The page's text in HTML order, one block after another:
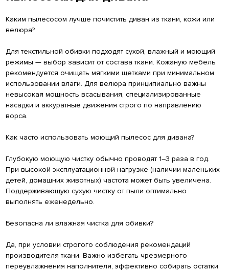
Каким пылесосом лучше почистить диван из ткани, кожи или
велюра?
Для текстильной обивки подходят сухой, влажный и моющий
режимы — выбор зависит от состава ткани. Кожаную мебель
рекомендуется очищать мягкими щетками при минимальном
использовании влаги. Для велюра принципиально важны
невысокая мощность всасывания, специализированные
насадки и аккуратные движения строго по направлению
ворса.
Как часто использовать моющий пылесос для дивана?
Глубокую моющую чистку обычно проводят 1–3 раза в год.
При высокой эксплуатационной нагрузке (наличии маленьких
детей, домашних животных) частота может быть увеличена.
Поддерживающую сухую чистку от пыли оптимально
выполнять еженедельно.
Безопасна ли влажная чистка для обивки?
Да, при условии строгого соблюдения рекомендаций
производителя ткани. Важно избегать чрезмерного
переувлажнения наполнителя, эффективно собирать остатки